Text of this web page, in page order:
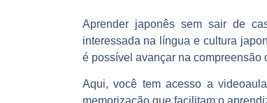
Aprender japonês sem sair de
interessada na língua e cultura
é possível avançar na
Aqui, você tem acesso a